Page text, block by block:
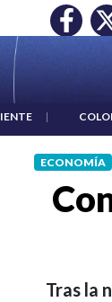
JP
|
ECONOMÍA
Tras la